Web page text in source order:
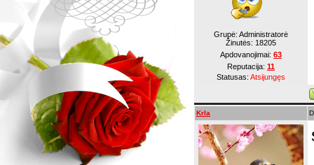
Grupė: Administratorė
Žinutės: 18205
Apdovanojimai: 63
Reputacija: 11
Statusas: Atsijungęs
Krla